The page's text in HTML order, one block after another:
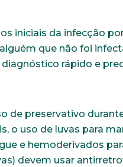
iniciais da infecção
que não foi
rápido e
de preservativo
o uso de luvas para
e hemoderivados
devem usar